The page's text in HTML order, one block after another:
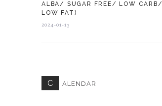
ALBA/ SUGAR FREE/ LOW CARB/
LOW FAT)
2024-01-13
C ALENDAR